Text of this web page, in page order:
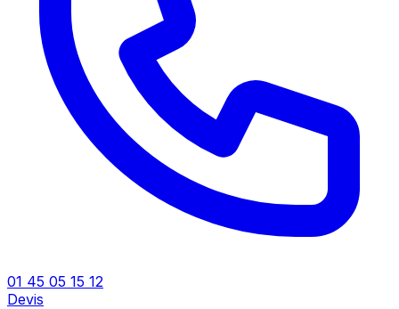
01 45 05 15 12
Devis